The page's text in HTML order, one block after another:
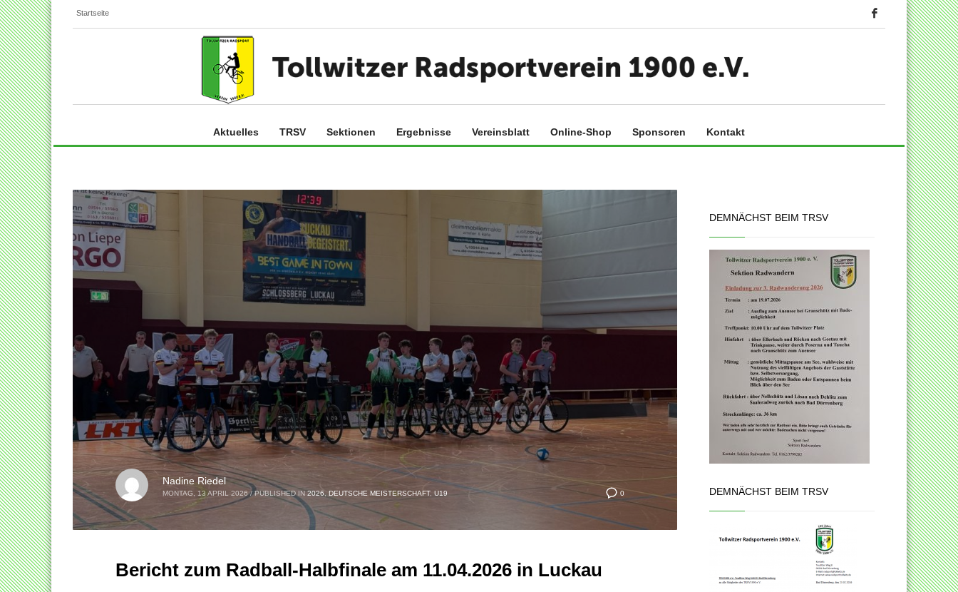
Startseite
Aktuelles TRSV Sektionen Ergebnisse Vereinsblatt Online-Shop Sponsoren Kontakt
0
Nadine Riedel
MONTAG, 13 APRIL 2026 / PUBLISHED IN 2026 DEUTSCHE MEISTERSCHAFT, U19
Bericht zum Radball-Halbfinale am 11.04.2026 in Luckau
DEMNÄCHST BEIM TRSV
DEMNÄCHST BEIM TRSV